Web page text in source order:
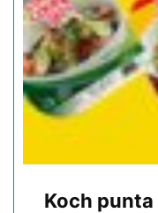
Koch